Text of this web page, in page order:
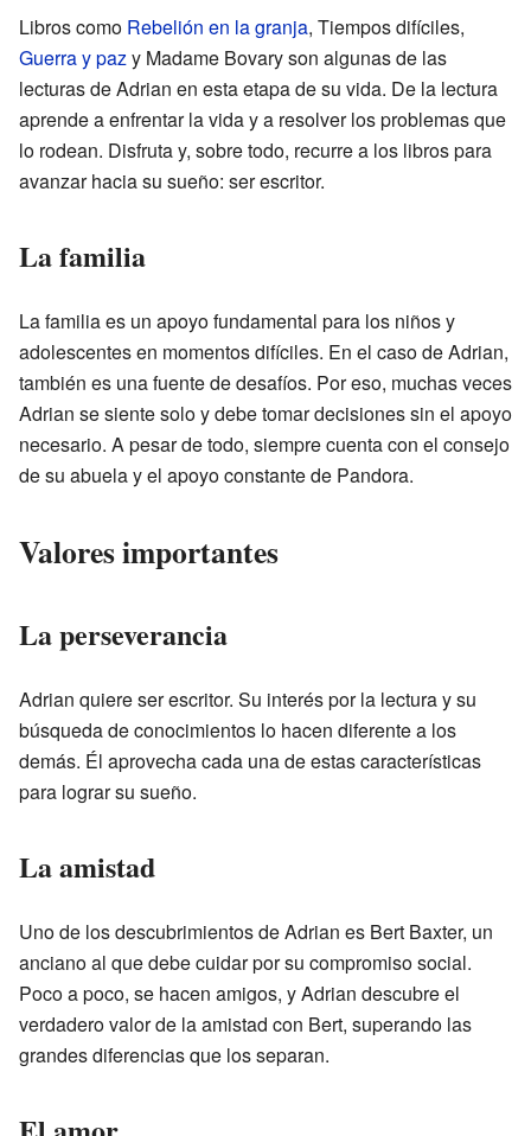
Libros como Rebelión en la granja, Tiempos difíciles,
Guerra y pazy Madame Bovary son algunas de las
lecturas de Adrian en esta etapa de su vida. De la lectura
aprende a enfrentar la vida y a resolver los problemas que
lo rodean. Disfruta y, sobre todo, recurre a los libros para
avanzar hacia su sueño: ser escritor.
La familia
La familia es un apoyo fundamental para los niños y
adolescentes en momentos difíciles. En el caso de Adrian,
también es una fuente de desafíos. Por eso, muchas veces
Adrian se siente solo y debe tomar decisiones sin el apoyo
necesario. A pesar de todo, siempre cuenta con el consejo
de su abuela y el apoyo constante de Pandora.
Valores importantes
La perseverancia
Adrian quiere ser escritor. Su interés por la lectura y su
búsqueda de conocimientos lo hacen diferente a los
demás. Él aprovecha cada una de estas características
para lograr su sueño.
La amistad
Uno de los descubrimientos de Adrian es Bert Baxter, un
anciano al que debe cuidar por su compromiso social.
Poco a poco, se hacen amigos, y Adrian descubre el
verdadero valor de la amistad con Bert, superando las
grandes diferencias que los separan.